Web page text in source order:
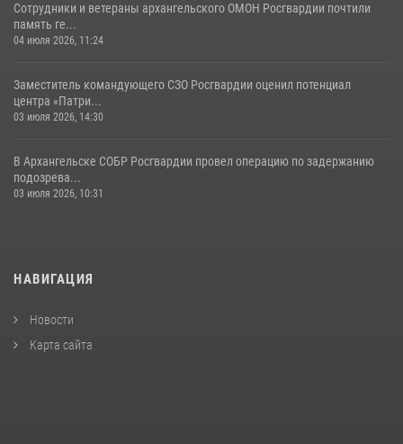
Сотрудники и ветераны архангельского ОМОН Росгвардии почтили
память ге...
04 июля 2026, 11:24
Заместитель командующего СЗО Росгвардии оценил потенциал
центра «Патри...
03 июля 2026, 14:30
В Архангельске СОБР Росгвардии провел операцию по задержанию
подозрева...
03 июля 2026, 10:31
НАВИГАЦИЯ
Новости
Карта сайта